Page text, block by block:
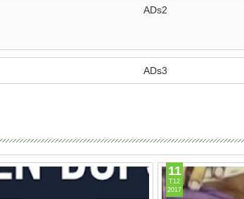
ADs2
ADs3
11
T12
2017